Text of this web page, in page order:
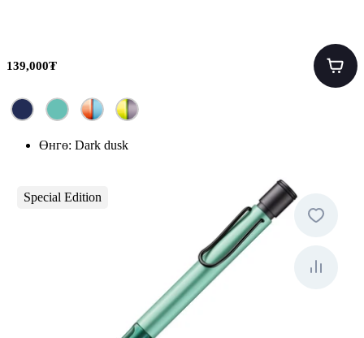
139,000₮
Өнгө: Dark dusk
Special Edition